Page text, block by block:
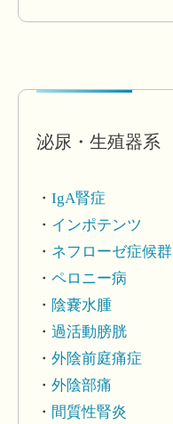
泌尿・生殖器系
IgA腎症
インポテンツ
ネフローゼ症候群
ペロニー病
陰嚢水腫
過活動膀胱
外陰前庭痛症
外陰部痛
間質性腎炎